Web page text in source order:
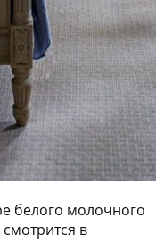
белого молочного
в